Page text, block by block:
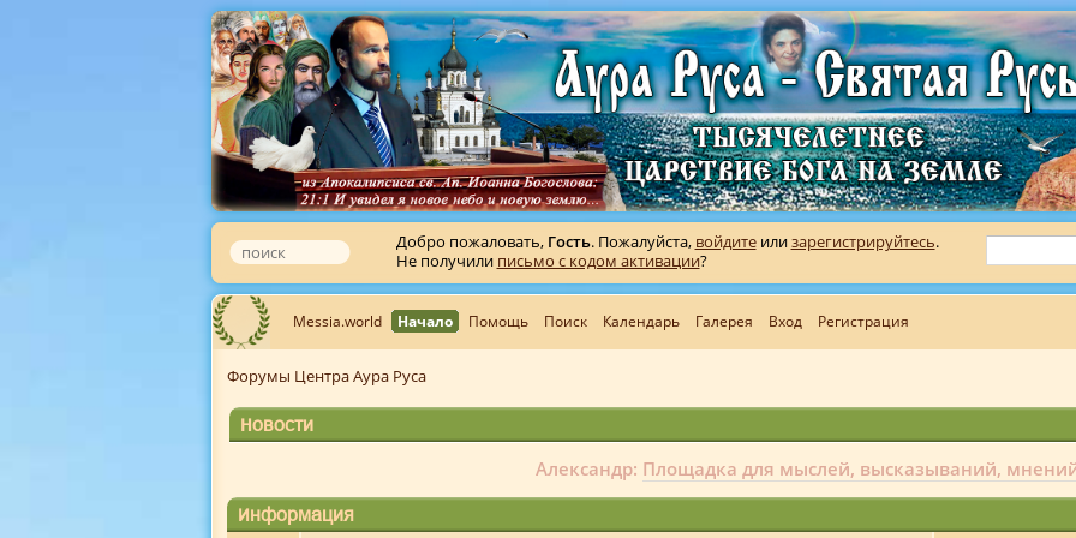
Добро пожаловать, Гость. Пожалуйста, войдитеилизарегистрируйтесь.
Не получили письмо с кодом активации?
Messia.world Начало Помощь Поиск Календарь Галерея Вход Регистрация
Форумы Центра Аура Руса
Новости
Александр: Площадка для мыслей, высказываний,
Информация